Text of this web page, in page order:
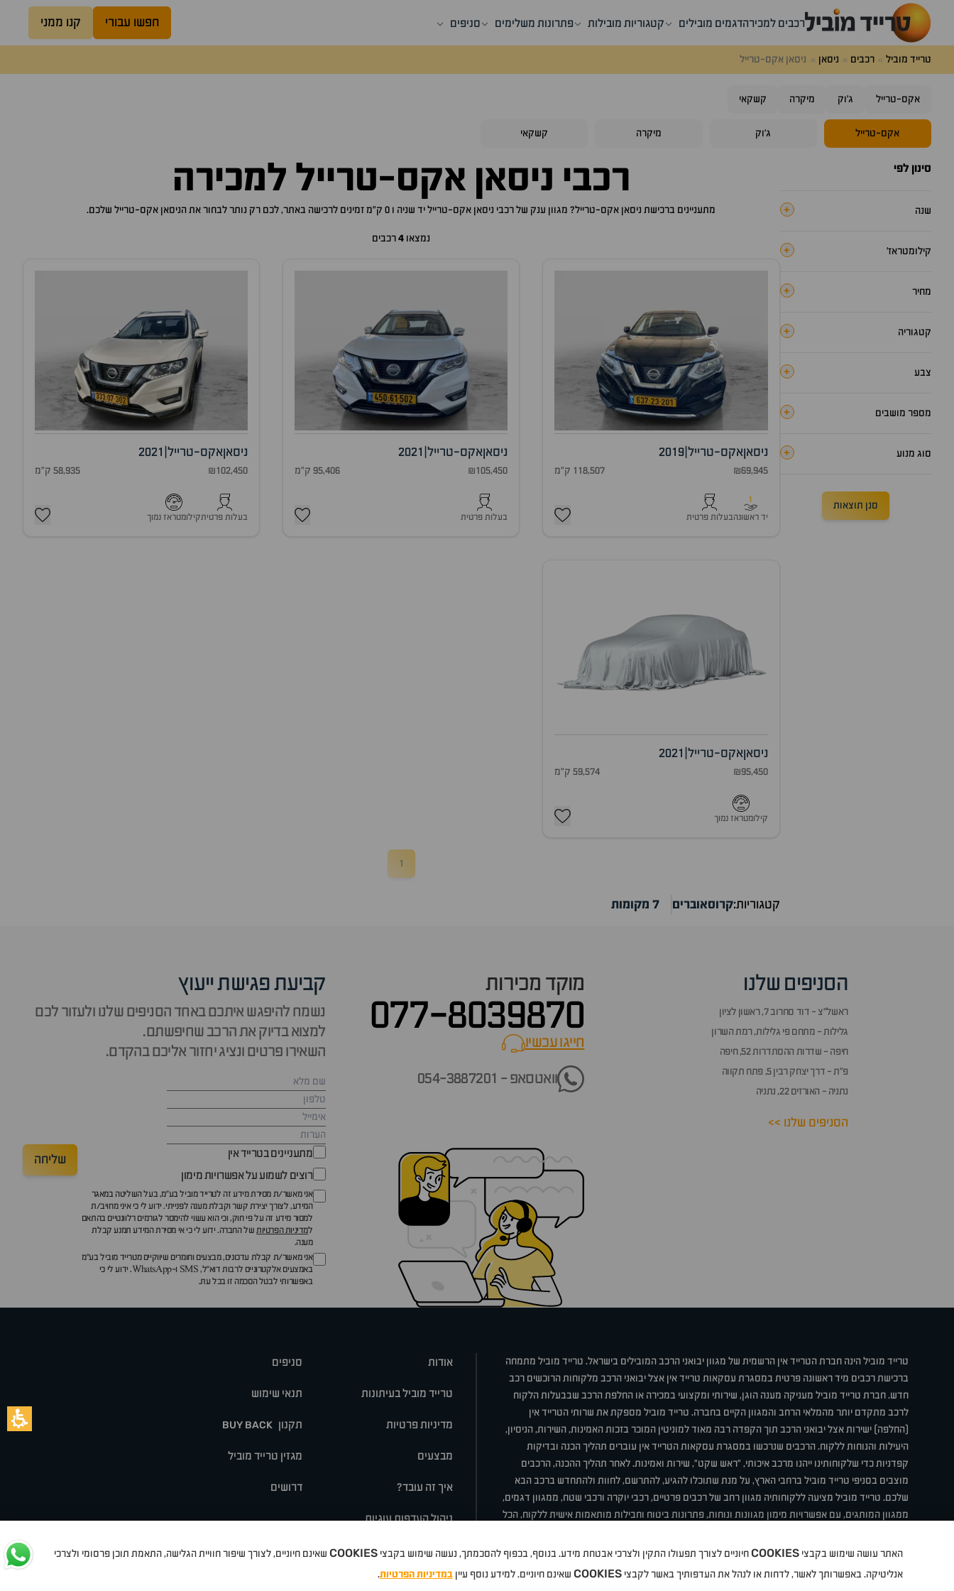
רכבים למכירהדגמים מובילים קטגוריות מובילות פתרונות משלימים סניפים חפשו עבורי קנו ממני
טרייד מוביל רכבים ניסאן ניסאן אקס-טרייל
אקס-טרייל ג'וק מיקרה קשקאי
אקס-טרייל ג'וק מיקרה קשקאי
סינון לפי
שנה +
קילומטראז׳ +
מחיר +
קטגוריה +
צבע +
מספר מושבים +
סוג מנוע +
סנן תוצאות
רכבי ניסאן אקס-טרייל למכירה
מתעניינים ברכישת ניסאן אקס-טרייל? מגוון ענק של רכבי ניסאן אקס-טרייליד שניה ו 0 ק"מ זמינים לרכישה באתר, לכם רק נותר לבחור את ה ניסאן אקס-טריילשלכם.
נמצאו 4רכבים
ניסאןאקס-טרייל |
2019
₪69,945 118,507 ק"מ
1
יד ראשונהבעלות פרטית
ניסאןאקס-טרייל|
2021
₪105,450 95,406 ק"מ
בעלות פרטית
ניסאןאקס-טרייל|
2021
₪102,450 58,935 ק"מ
בעלות פרטיתקילומטראז נמוך
ניסאןאקס-טרייל 2021
₪95,450 59,574 ק"מ
קילומטראז נמוך
1
קטגוריות:קרוסאוברים 7 מקומות
הסניפים שלנו
ראשל״צ - דוד סחרוב 7, ראשון לציון
גלילות - מתחם פי גלילות, רמת השרון
חיפה - שדרות ההסתדרות 52, חיפה
פ״ת - דרך יצחק רבין 5, פתח תקווה
נתניה - האורזים 22, נתניה
הסניפים שלנו >>
מוקד מכירות
077-8039870
חייגו עכשיוcall now
וואטסאפ - 054-3887201
קביעת פגישת ייעוץ
נשמח להיפגש איתכם באחד הסניפים שלנו ולעזור לכם
למצוא בדיוק את הרכב שחיפשתם.
השאירו פרטים ונציג יחזור אליכם בהקדם.
מתעניינים בטרייד אין
רוצים לשמוע על אפשרויות מימון
אני מאשר/ת מסירת מידע זה לטרייד מוביל בע"מ, בעל השליטה במאגר
המידע, לצורך יצירת קשר וקבלת מענה לפנייתי. ידוע לי כי איני מחויב/ת
למסור מידע זה על פי חוק, וכי הוא עשוי להימסר לגורמים רלוונטיים בהתאם
למדיניות הפרטיותשל החברה. ידוע לי כי אי מסירת המידע תמנע קבלת
מענה.
אני מאשר/ת קבלת עדכונים, מבצעים וחומרים שיווקיים מטרייד מוביל בע"מ
באמצעים אלקטרוניים לרבות דוא״ל, SMS ו-WhatsApp. ידוע לי כי
באפשרותי לבטל הסכמה זו בכל עת.
שליחה
טרייד מוביל הינה חברת הטרייד אין הרשמית של מגוון יבואני הרכב המובילים בישראל. טרייד מוביל מתמחה
ברכישת רכבים מיד ראשונה פרטית במסגרת עסקאות טרייד אין אצל יבואני הרכב מלקוחות הרוכשים רכב
חדש. חברת טרייד מוביל מעניקה מענה הוגן, שירותי ומקצועי במכירה או החלפת הרכב שבבעלות הלקוח
לרכב מתקדם יותר מהמלאי הרחב והמגוון הקיים בחברה. טרייד מוביל מספקת את שרותי הטרייד אין
(החלפה) ישירות אצל יבואני הרכב תוך הקפדה רבה מאוד למוניטין המוכר בזכות האמינות, השירות, הניסיון,
היעילות והנוחות ללקוח. הרכבים שנרכשו במסגרת עסקאות הטרייד אין עוברים תהליך הכנה ובדיקות
קפדניות כדי שלקוחותינו ייהנו מרכב איכותי, "ראש שקט", שירות ואמינות. לאחר תהליך ההכנה, הרכבים
מוצבים בסניפי טרייד מוביל ברחבי הארץ, על מנת שתוכלו להגיע, להתרשם, לחוות ולהתחדש ברכב הבא
שלכם. טרייד מוביל מציעה ללקוחותיה מגוון רחב של רכבים פרטיים, רכבי יוקרה ורכבי שטח, ממגוון דגמים,
ממגוון המותגים, עם אפשרויות מימון מגוונות ונוחות, פתרונות ביטוח וחבילות מותאמות אישית ללקוח, הכל
אודות סניפים
טרייד מוביל בעיתונות תנאי שימוש
מדיניות פרטיות תקנון BUY BACK
מבצעים מגזין טרייד מוביל
איך זה עובד? דרושים
ניהול העדפות עוגיות
קיהסיטרואןאופלפיג'וMG
Geelyמזדהבי ווי דיצ'ריטסלהניסאןטויוטה דאצ'יה פולקסווגןטסלהג'יפ ב מ וולקסוסאאודיסקודה
האתר עושה שימוש בקבצי COOKIESחיוניים לצורך תפעולו התקין ולצרכי אבטחת מידע. בנוסף, בכפוף להסכמתך, נעשה שימוש בקבצי COOKIES שאינם חיוניים, לצורך שיפור חוויית הגלישה, התאמת תוכן פרסומי ולצרכי
אנליטיקה. באפשרותך לאשר, לדחות או לנהל את העדפותיך באשר לקבצי COOKIES שאינם חיוניים. למידע נוסף עיין במדיניות הפרטיות.